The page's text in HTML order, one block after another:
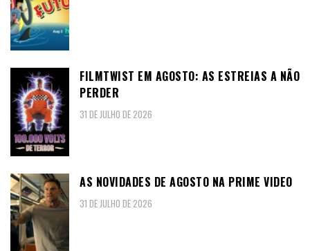
FILMTWIST EM AGOSTO: AS ESTREIAS A NÃO
PERDER
31 DE JULHO DE 2026
AS NOVIDADES DE AGOSTO NA PRIME VIDEO
31 DE JULHO DE 2026